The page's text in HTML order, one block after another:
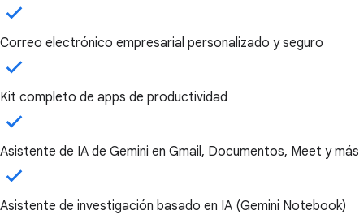
Correo electrónico empresarial personalizado y seguro
Kit completo de apps de productividad
Asistente de IA de Gemini en Gmail, Documentos, Meet y más
Asistente de investigación basado en IA (Gemini Notebook)